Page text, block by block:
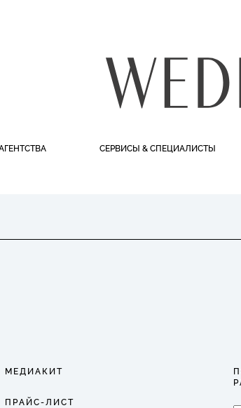
СЕРВИСЫ & СПЕЦИАЛИСТЫ
МЕДИАКИТ
ПРАЙС-ЛИСТ